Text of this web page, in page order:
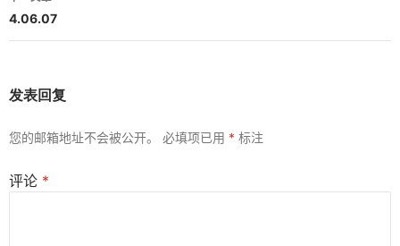
航
4.06.07
发表回复
您的邮箱地址不会被公开。 必填项已用 * 标注
评论 *